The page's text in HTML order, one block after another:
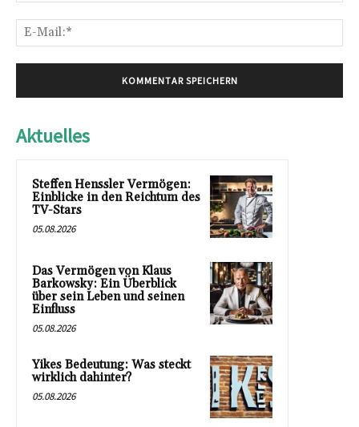
Aktuelles
Steffen Henssler Vermögen:
Einblicke in den Reichtum des
TV-Stars
05.08.2026
Das Vermögen von Klaus
Barkowsky: Ein Überblick
über sein Leben und seinen
Einfluss
05.08.2026
Yikes Bedeutung: Was steckt
wirklich dahinter?
05.08.2026